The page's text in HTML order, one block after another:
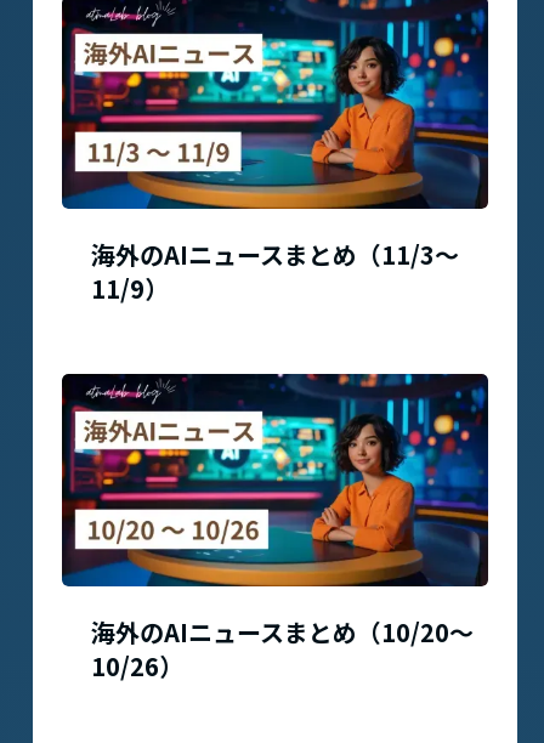
海外のAIニュースまとめ（11/3〜
11/9）
海外のAIニュースまとめ（10/20〜
10/26）